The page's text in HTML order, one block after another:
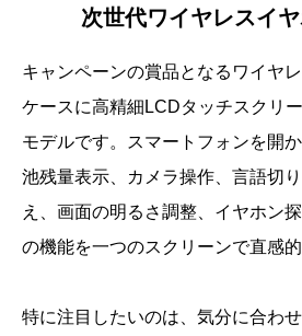
次世代ワイヤレスイ
キャンペーンの賞品となるワイヤ
ケースに高精細LCDタッチスクリ
モデルです。スマートフォンを開
池残量表示、カメラ操作、言語切
え、画面の明るさ調整、イヤホン
の機能を一つのスクリーンで直感的
特に注目したいのは、気分に合わ